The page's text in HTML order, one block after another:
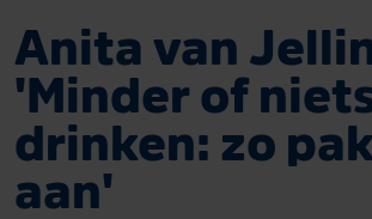
Anita van
'Minder of
drinken: zo
aan'